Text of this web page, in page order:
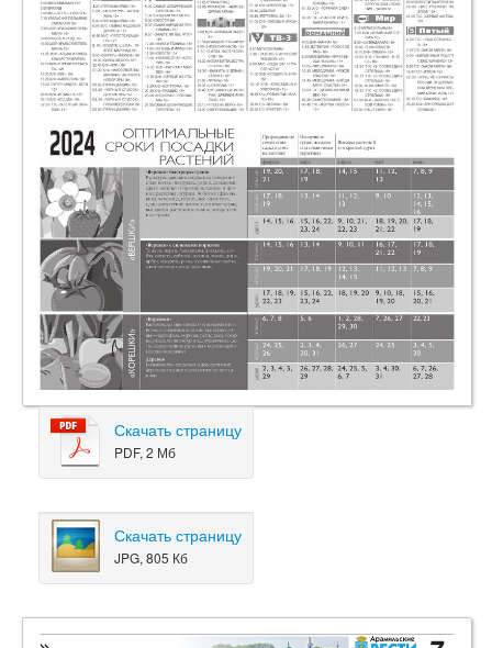
Скачать страницу
PDF, 2 Мб
Скачать страницу
JPG, 805 Кб